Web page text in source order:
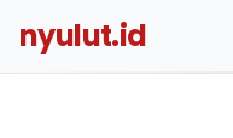
nyulut.id